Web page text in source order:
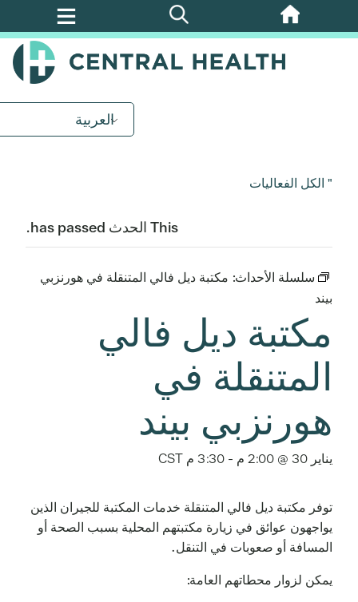
تخطي
العربية
" الكل الفعاليات
This الحدث has passed.
سلسلة الأحداث: مكتبة ديل فالي المتنقلة في هورنزبي
بيند
مكتبة ديل فالي
المتنقلة في
هورنزبي بيند
يناير 30 @ 2:00 م - 3:30 م CST
توفر مكتبة ديل فالي المتنقلة خدمات المكتبة للجيران الذين
يواجهون عوائق في زيارة مكتبتهم المحلية بسبب الصحة أو
المسافة أو صعوبات في التنقل.
يمكن لزوار محطاتهم العامة: